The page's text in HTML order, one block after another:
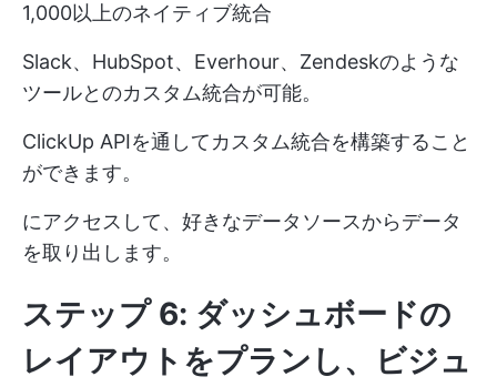
1,000以上のネイティブ統合
Slack、HubSpot、Everhour、Zendeskのような
ツールとのカスタム統合が可能。
ClickUp APIを通してカスタム統合を構築すること
ができます。
にアクセスして、好きなデータソースからデータ
を取り出します。
ステップ 6: ダッシュボードの
レイアウトをプランし、ビジュ